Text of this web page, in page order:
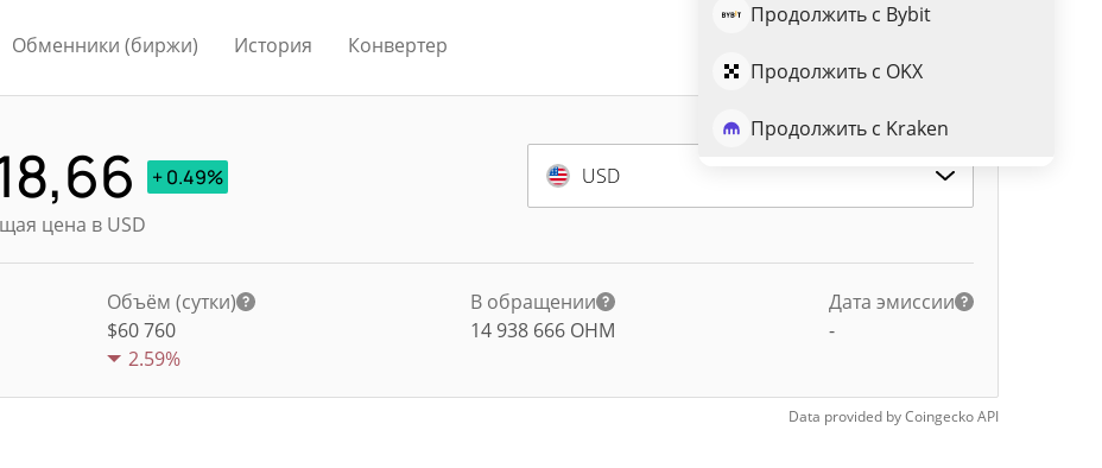
Продолжить с Bybit
Продолжить с OKX
Продолжить с Kraken
Обменники (биржи) История Конвертер
+ 0.49%
цена в USD
USD
Объём (сутки)
$60 760
2.59%
В обращении
14 938 666 OHM
Дата эмиссии
-
Data provided byCoingeckoAPI